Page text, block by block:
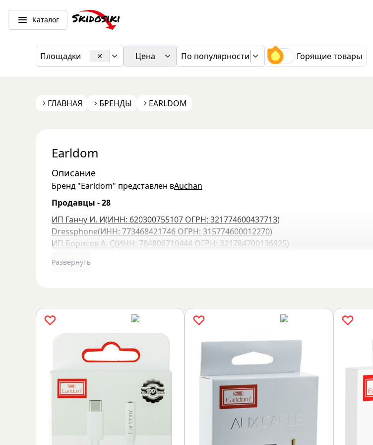
Каталог
Площадки Цена По популярности Горящие товары
ГЛАВНАЯ БРЕНДЫ EARLDOM
Earldom
Описание
Бренд "Earldom" представлен вAuchan
Продавцы -28
ИП Ганчу И. И(ИНН: 620300755107 ОГРН: 321774600437713)
Dressphone(ИНН: 773468421746 ОГРН: 315774600012270)
ИП Борисов А. С(ИНН: 784806710444 ОГРН: 321784700136825)
Развернуть